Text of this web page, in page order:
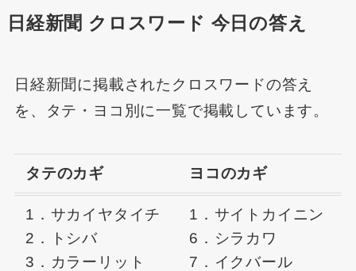
日経新聞 クロスワード 今日の答え
日経新聞に掲載されたクロスワードの答え
を、タテ・ヨコ別に一覧で掲載しています。
タテのカギ ヨコのカギ
1．サカイヤタイチ
2．トシバ
3．カラーリット
1．サイトカイニン
6．シラカワ
7．イクバール